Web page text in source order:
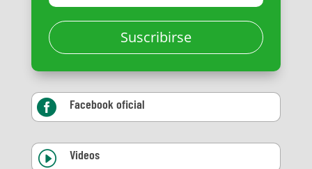
Suscribirse
 Facebook oficial
I Videos